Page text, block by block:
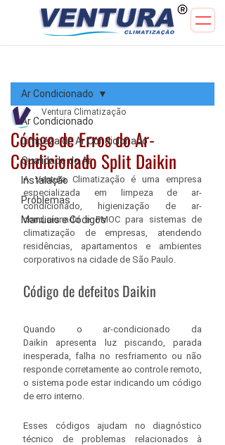
Ar Condicionado
Limpeza de Ar Condicionado
Qualidade do Ar
Instalação
Problemas
Manuais e Códigos
Ar Condicionado
Código de Erros do Ar-
Condicionado Split Daikin
Ventura Climatização
A Ventura Climatização é uma empresa
especializada em limpeza de ar-
condicionado, higienização de ar-
condicionado e PMOC para sistemas de
climatização de empresas, atendendo
residências, apartamentos e ambientes
corporativos na cidade de São Paulo.
Código de defeitos Daikin
Quando o ar-condicionado da
Daikin apresenta luz piscando, parada
inesperada, falha no resfriamento ou não
responde corretamente ao controle remoto,
o sistema pode estar indicando um código
de erro interno.
Esses códigos ajudam no diagnóstico
técnico de problemas relacionados à